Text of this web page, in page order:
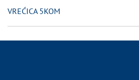
VREĆICA 5KOM